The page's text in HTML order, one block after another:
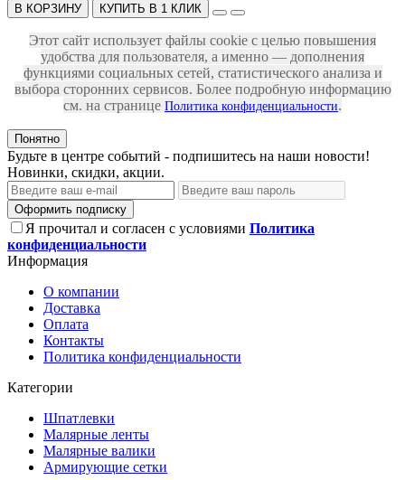
В КОРЗИНУ КУПИТЬ В 1 КЛИК
Этот сайт использует файлы cookie с целью повышения
удобства для пользователя, а именно — дополнения
функциями социальных сетей, статистического анализа и
выбора сторонних сервисов. Более подробную информацию
см. на странице Политика конфиденциальности.
Понятно
Будьте в центре событий - подпишитесь на наши новости!
Новинки, скидки, акции.
Оформить подписку
Я прочитал и согласен с условиями Политика
конфиденциальности
Информация
О компании
Доставка
Оплата
Контакты
Политика конфиденциальности
Категории
Шпатлевки
Малярные ленты
Малярные валики
Армирующие сетки